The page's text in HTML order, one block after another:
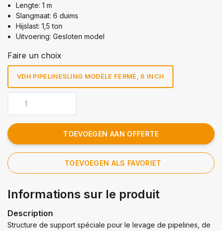
Lengte: 1 m
Slangmaat: 6 duims
Hijslast: 1,5 ton
Uitvoering: Gesloten model
Faire un choix
VDH PIPELINESLING MODÈLE FERMÉ, 6 INCH
TOEVOEGEN AAN OFFERTE
TOEVOEGEN ALS FAVORIET
Informations sur le produit
Description
Structure de support spéciale pour le levage de pipelines, de